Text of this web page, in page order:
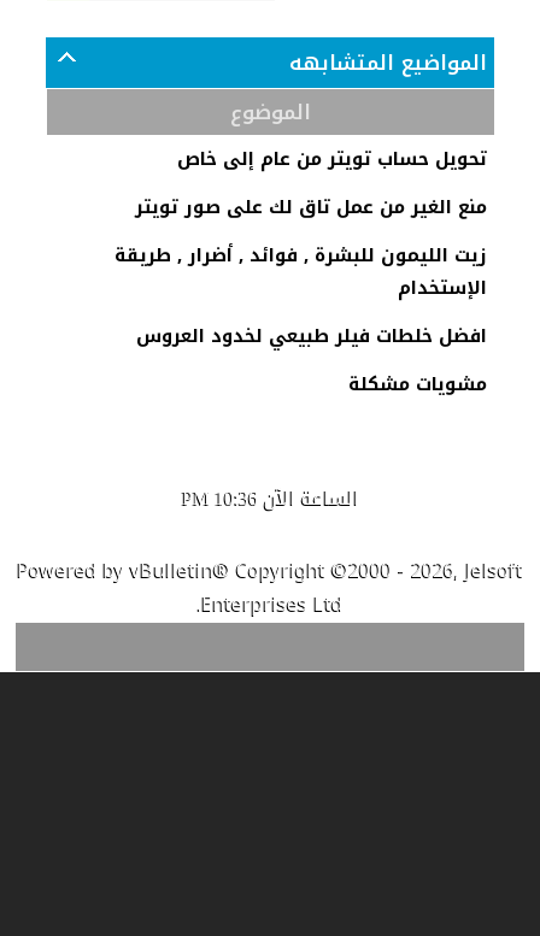
المواضيع المتشابهه
الموضوع
تحويل حساب تويتر من عام إلى خاص
منع الغير من عمل تاق لك على صور تويتر
زيت الليمون للبشرة , فوائد , أضرار , طريقة
الإستخدام
افضل خلطات فيلر طبيعي لخدود العروس
مشويات مشكلة
الساعة الآن 10:36 PM
Powered by vBulletin® Copyright ©2000 - 2026, Jelsoft
Enterprises Ltd.